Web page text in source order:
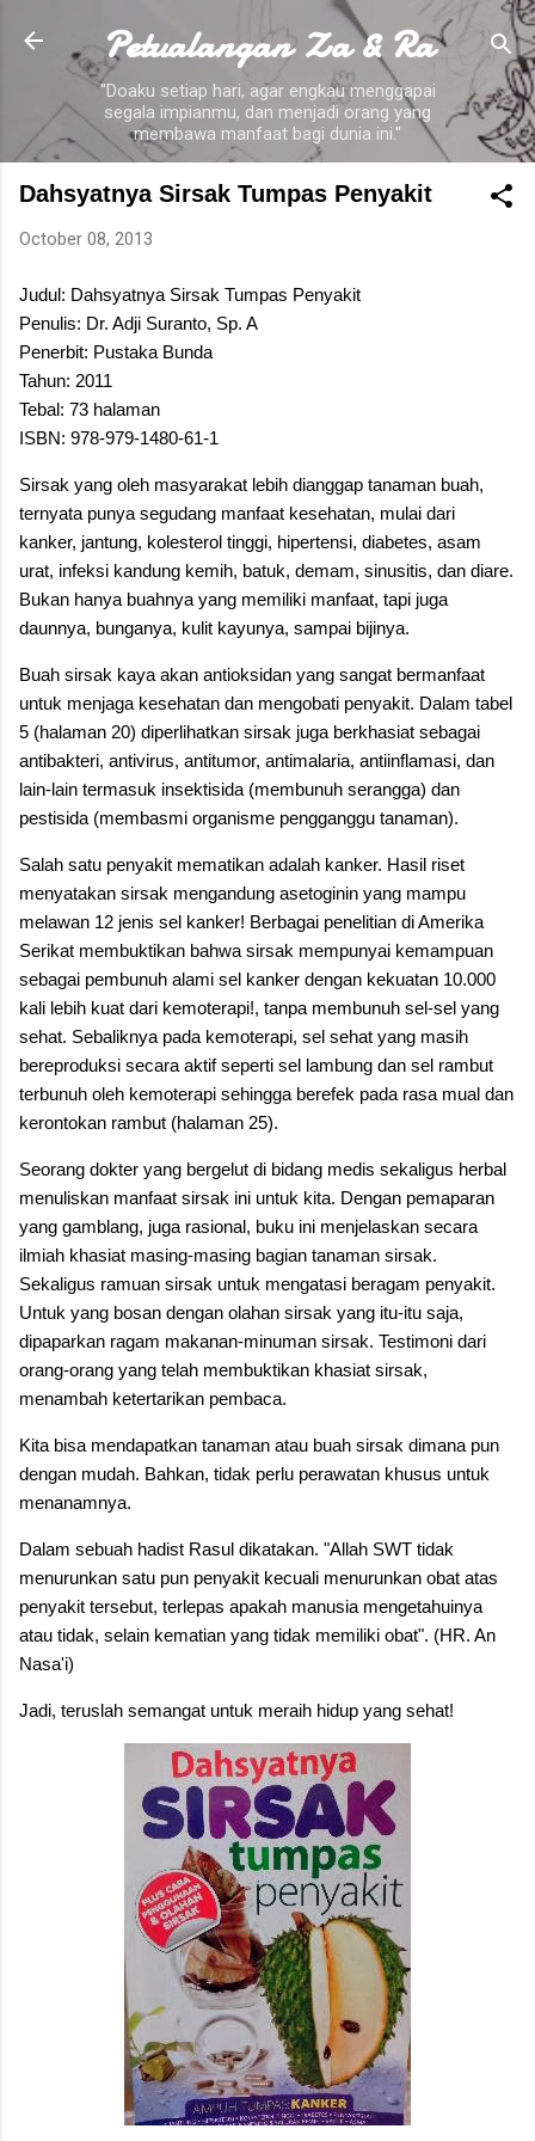
Skip to main content
Petualangan Za & Ra
"Doaku setiap hari, agar engkau menggapai
segala impianmu, dan menjadi orang yang
membawa manfaat bagi dunia ini."
Dahsyatnya Sirsak Tumpas Penyakit
October 08, 2013
Judul: Dahsyatnya Sirsak Tumpas Penyakit
Penulis: Dr. Adji Suranto, Sp. A
Penerbit: Pustaka Bunda
Tahun: 2011
Tebal: 73 halaman
ISBN: 978-979-1480-61-1
Sirsak yang oleh masyarakat lebih dianggap tanaman buah,
ternyata punya segudang manfaat kesehatan, mulai dari
kanker, jantung, kolesterol tinggi, hipertensi, diabetes, asam
urat, infeksi kandung kemih, batuk, demam, sinusitis, dan diare.
Bukan hanya buahnya yang memiliki manfaat, tapi juga
daunnya, bunganya, kulit kayunya, sampai bijinya.
Buah sirsak kaya akan antioksidan yang sangat bermanfaat
untuk menjaga kesehatan dan mengobati penyakit. Dalam tabel
5 (halaman 20) diperlihatkan sirsak juga berkhasiat sebagai
antibakteri, antivirus, antitumor, antimalaria, antiinflamasi, dan
lain-lain termasuk insektisida (membunuh serangga) dan
pestisida (membasmi organisme pengganggu tanaman).
Salah satu penyakit mematikan adalah kanker. Hasil riset
menyatakan sirsak mengandung asetoginin yang mampu
melawan 12 jenis sel kanker! Berbagai penelitian di Amerika
Serikat membuktikan bahwa sirsak mempunyai kemampuan
sebagai pembunuh alami sel kanker dengan kekuatan 10.000
kali lebih kuat dari kemoterapi!, tanpa membunuh sel-sel yang
sehat. Sebaliknya pada kemoterapi, sel sehat yang masih
bereproduksi secara aktif seperti sel lambung dan sel rambut
terbunuh oleh kemoterapi sehingga berefek pada rasa mual dan
kerontokan rambut (halaman 25).
Seorang dokter yang bergelut di bidang medis sekaligus herbal
menuliskan manfaat sirsak ini untuk kita. Dengan pemaparan
yang gamblang, juga rasional, buku ini menjelaskan secara
ilmiah khasiat masing-masing bagian tanaman sirsak.
Sekaligus ramuan sirsak untuk mengatasi beragam penyakit.
Untuk yang bosan dengan olahan sirsak yang itu-itu saja,
dipaparkan ragam makanan-minuman sirsak. Testimoni dari
orang-orang yang telah membuktikan khasiat sirsak,
menambah ketertarikan pembaca.
Kita bisa mendapatkan tanaman atau buah sirsak dimana pun
dengan mudah. Bahkan, tidak perlu perawatan khusus untuk
menanamnya.
Dalam sebuah hadist Rasul dikatakan. "Allah SWT tidak
menurunkan satu pun penyakit kecuali menurunkan obat atas
penyakit tersebut, terlepas apakah manusia mengetahuinya
atau tidak, selain kematian yang tidak memiliki obat". (HR. An
Nasa'i)
Jadi, teruslah semangat untuk meraih hidup yang sehat!